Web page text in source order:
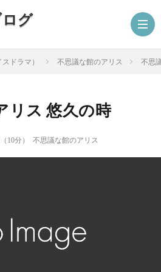
グ
ム
ロ
シ
ドラマ） 不思議な館のアリス 不思
リス 悠久の時
10分） 不思議な館のアリス